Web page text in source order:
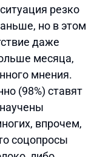
резко
но в этом
даже
месяца,
мнения.
(98%) ставят
впрочем,
соцопросы